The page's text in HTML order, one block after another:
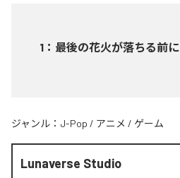
1 ： 最後の花火が落ちる前に
ジャンル： J-Pop / アニメ / ゲーム
Lunaverse Studio